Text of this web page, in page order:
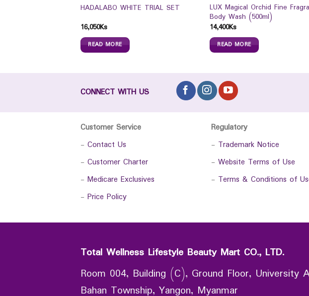
HADALABO WHITE TRIAL SET
16,050Ks
READ MORE
LUX Magical Orchid Fine
Body Wash (500ml)
14,400Ks
READ MORE
CONNECT WITH US
Customer Service
- Contact Us
- Customer Charter
- Medicare Exclusives
- Price Policy
Regulatory
- Trademark Notice
- Website Terms of Use
- Terms & Conditions of
Total Wellness Lifestyle Beauty Mart CO., LTD.
Room 004, Building (C), Ground Floor,
Bahan Township, Yangon, Myanmar